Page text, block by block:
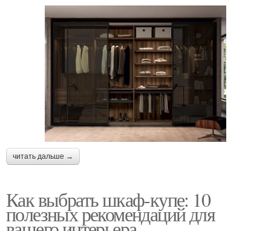
читать дальше →
Как выбрать шкаф-купе: 10
полезных рекомендаций для